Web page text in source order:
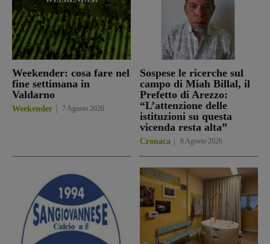
Weekender: cosa fare nel
fine settimana in
Valdarno
Weekender 7 Agosto 2026
Sospese le ricerche sul
campo di Miah Billal, il
Prefetto di Arezzo:
“L’attenzione delle
istituzioni su questa
vicenda resta alta”
Cronaca 6 Agosto 2026